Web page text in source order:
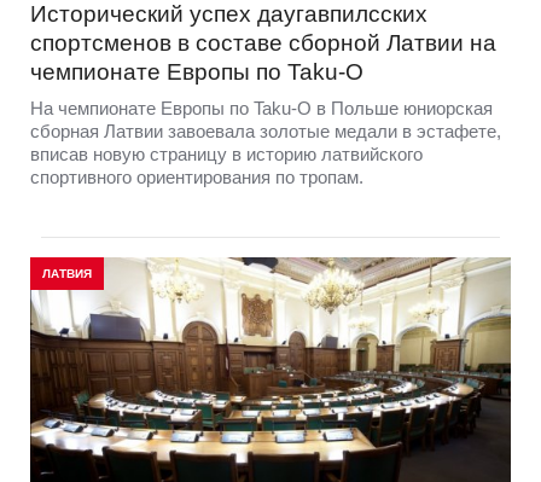
Исторический успех даугавпилсских
спортсменов в составе сборной Латвии на
чемпионате Европы по Taku-O
На чемпионате Европы по Taku-O в Польше юниорская
сборная Латвии завоевала золотые медали в эстафете,
вписав новую страницу в историю латвийского
спортивного ориентирования по тропам.
ЛАТВИЯ